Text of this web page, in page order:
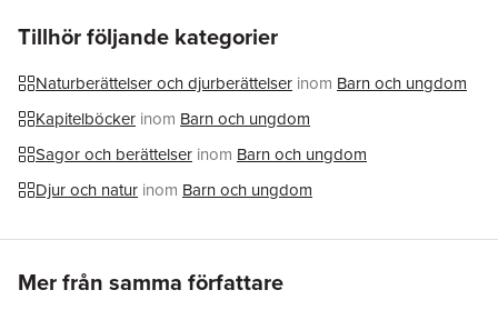
Tillhör följande kategorier
Naturberättelser och djurberättelser inom Barn och ungdom
Kapitelböcker inom Barn och ungdom
Sagor och berättelser inom Barn och ungdom
Djur och natur inom Barn och ungdom
Mer från samma författare